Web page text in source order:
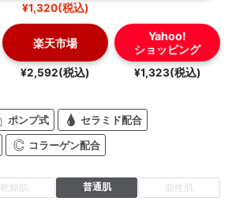
¥1,320(税込)
楽天市場
¥2,592(税込)
Yahoo!
ショッピング
¥1,323(税込)
ポンプ式 セラミド配合
コラーゲン配合
乾燥肌 普通肌 脂性肌